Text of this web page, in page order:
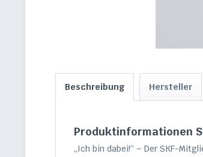
Beschreibung Hersteller
Produktinformationen
„Ich bin dabei!“ – Der SKF-